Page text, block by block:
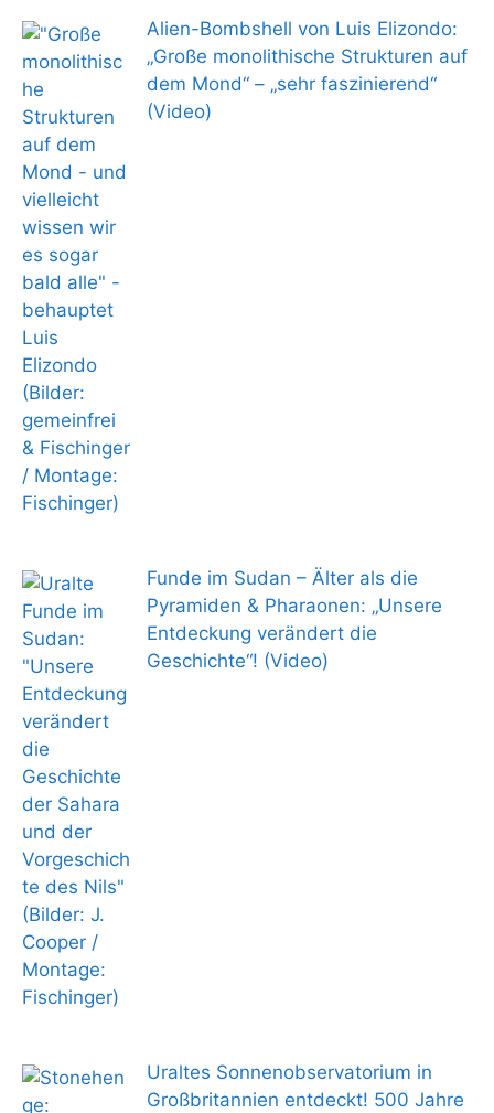
Alien-Bombshell von Luis Elizondo:
„Große monolithische Strukturen auf
dem Mond“ – „sehr faszinierend“
(Video)
Funde im Sudan – Älter als die
Pyramiden & Pharaonen: „Unsere
Entdeckung verändert die
Geschichte“! (Video)
Uraltes Sonnenobservatorium in
Großbritannien entdeckt! 500 Jahre